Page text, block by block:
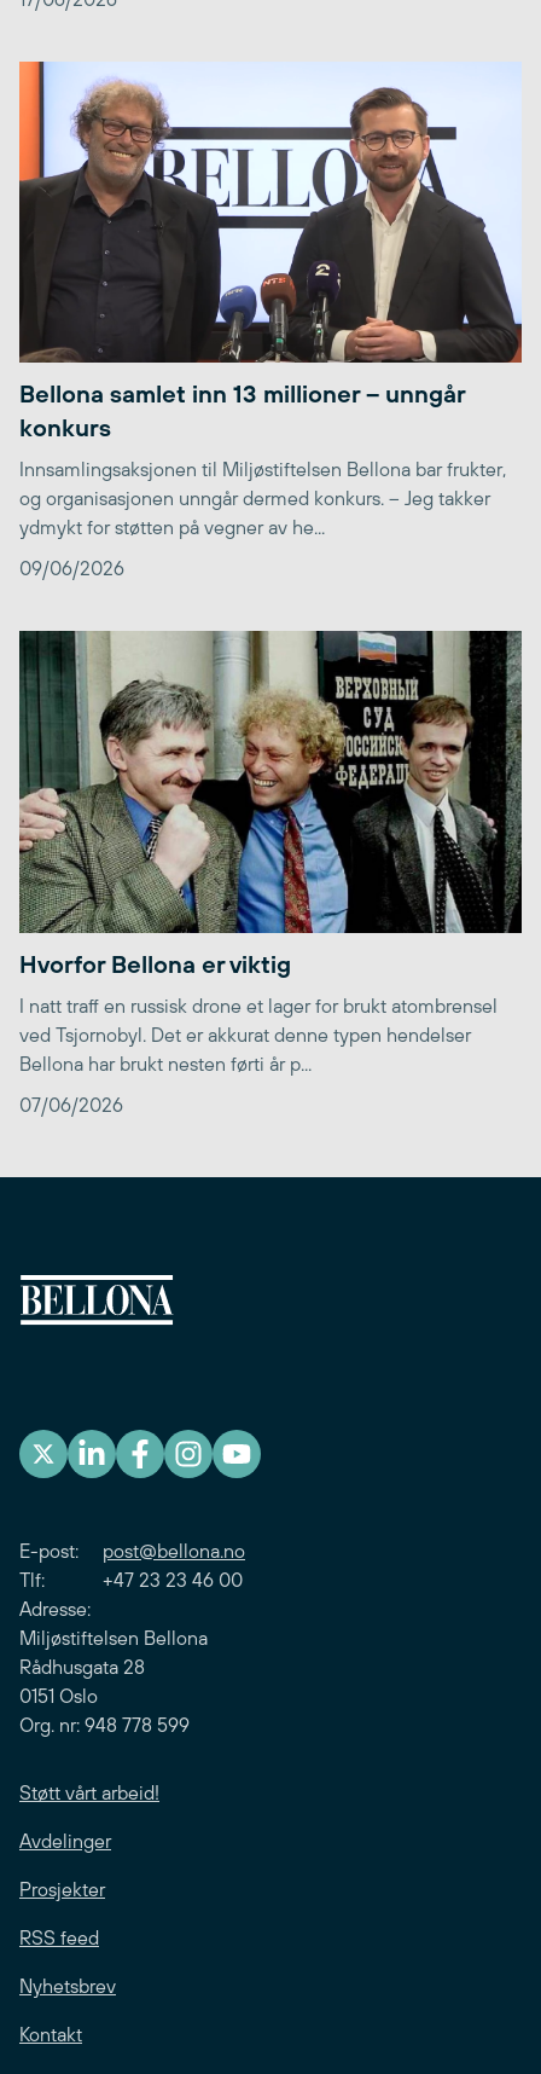
Bellona samlet inn 13 millioner – unngår
konkurs
Innsamlingsaksjonen til Miljøstiftelsen Bellona bar frukter,
og organisasjonen unngår dermed konkurs. – Jeg takker
ydmykt for støtten på vegner av he...
09/06/2026
Hvorfor Bellona er viktig
I natt traff en russisk drone et lager for brukt atombrensel
ved Tsjornobyl. Det er akkurat denne typen hendelser
Bellona har brukt nesten førti år p...
07/06/2026
E-post: post@bellona.no
Tlf: +47 23 23 46 00
Adresse:
Miljøstiftelsen Bellona
Rådhusgata 28
0151 Oslo
Org. nr: 948 778 599
Støtt vårt arbeid!
Avdelinger
Prosjekter
RSS feed
Nyhetsbrev
Kontakt